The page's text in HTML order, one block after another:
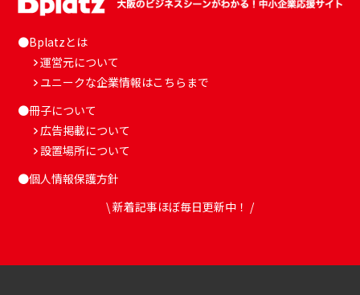
●Bplatzとは
運営元について
ユニークな企業情報はこちらまで
●冊子について
広告掲載について
設置場所について
●個人情報保護方針
\ 新着記事ほぼ毎日更新中！ /